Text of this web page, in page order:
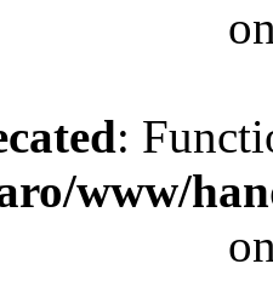
:
www/